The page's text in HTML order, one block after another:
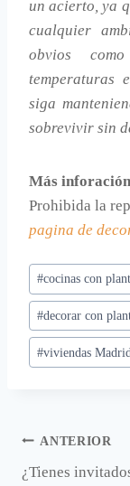
un acierto, ya
cualquier
obvios
temperaturas
siga
sobrevivir sin
Más
Prohibida la
pagina de
Etiquetas
de
la
entrada:
#cocinas con
#decorar con
#viviendas Madrid
ANTERIOR
¿Tienes